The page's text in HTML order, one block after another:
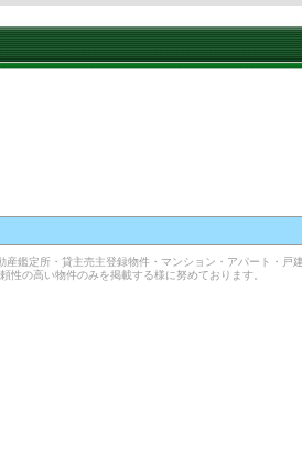
鑑定所・貸主売主登録物件・マンション・アパート・戸
の高い物件のみを掲載する様に努めております。